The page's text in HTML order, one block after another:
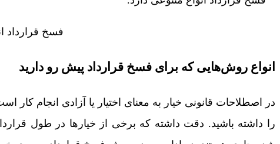
فسخ قرارداد
انواع روش‌هایی که برای فسخ قرارداد پیش رو دارید
در اصطلاحات قانونی خیار به معنای اختیار یا آزادی انجام
را داشته باشید. دقت داشته که برخی از خیارها در طول